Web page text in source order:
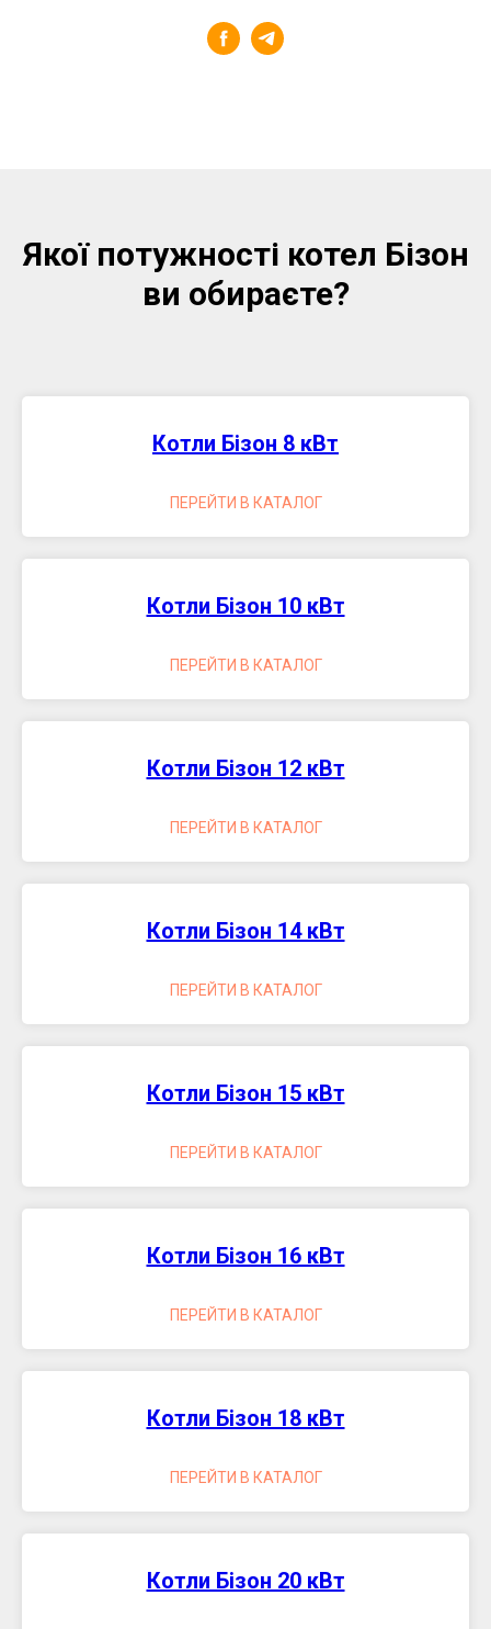
Якої потужності котел Бізон
ви обираєте?
Котли Бізон 8 кВт
ПЕРЕЙТИ В КАТАЛОГ
Котли Бізон 10 кВт
ПЕРЕЙТИ В КАТАЛОГ
Котли Бізон 12 кВт
ПЕРЕЙТИ В КАТАЛОГ
Котли Бізон 14 кВт
ПЕРЕЙТИ В КАТАЛОГ
Котли Бізон 15 кВт
ПЕРЕЙТИ В КАТАЛОГ
Котли Бізон 16 кВт
ПЕРЕЙТИ В КАТАЛОГ
Котли Бізон 18 кВт
ПЕРЕЙТИ В КАТАЛОГ
Котли Бізон 20 кВт